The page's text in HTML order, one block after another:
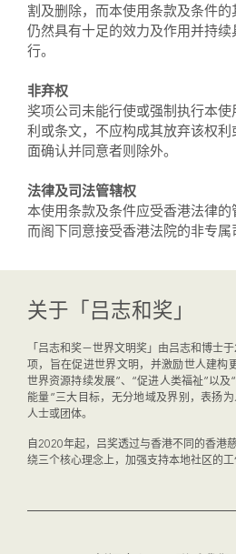
割及删除，而本使用条款及条件的
仍然具有十足的效力及作用并持
行。
非弃权
奖项公司未能行使或强制执行本
利或条文，不应构成其放弃该权
面确认并同意者则除外。
法律及司法管辖权
本使用条款及条件应受香港法律的
而阁下同意接受香港法院的非专属
关于「吕志和奖」
「吕志和奖－世界文明奖」由吕志和博士
项，旨在促进世界文明，并激励世人建构
世界资源持续发展”、“促进人类福祉”以
能量”三大目标，无分地域及界别，表扬
人士或团体。
自2020年起，吕奖透过与香港不同的香港
绕三个核心理念上，加强支持本地社区的工